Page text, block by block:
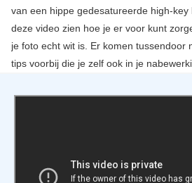
van een hippe gedesatureerde high-key
deze video zien hoe je er voor kunt
je foto echt wit is. Er komen tussendoor
tips voorbij die je zelf ook in je